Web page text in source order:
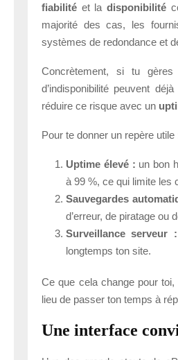
fiabilité et ladisponibilité
majorité des cas, les
systèmes de redondance et
Concrètement, si tu
d’indisponibilité peuvent
réduire ce risque avec un
Pour te donner un repère utile
Uptime élevé : un bon
à 99 %, ce qui limite les
Sauvegardes
d’erreur, de piratage ou
Surveillance serveur :
longtemps ton site.
Ce que cela change pour
lieu de passer ton temps à
Une interface